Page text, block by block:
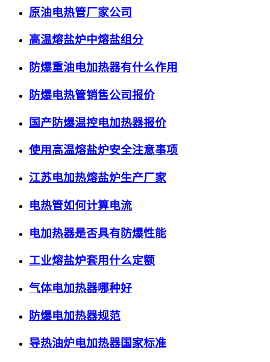
原油电热管厂家公司
高温熔盐炉中熔盐组分
防爆重油电加热器有什么作用
防爆电热管销售公司报价
国产防爆温控电加热器报价
使用高温熔盐炉安全注意事项
江苏电加热熔盐炉生产厂家
电热管如何计算电流
电加热器是否具有防爆性能
工业熔盐炉套用什么定额
气体电加热器哪种好
防爆电加热器规范
导热油炉电加热器国家标准